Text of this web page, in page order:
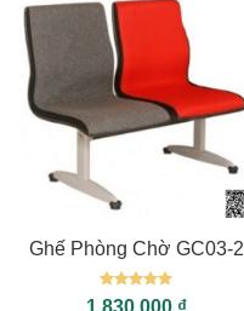
Ghế Phòng Chờ GC03-2
Được xếp
1.830.000 ₫